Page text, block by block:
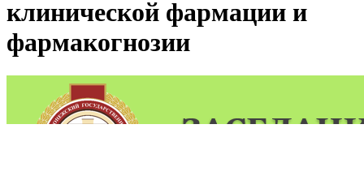
клинической фармации и
фармакогнозии